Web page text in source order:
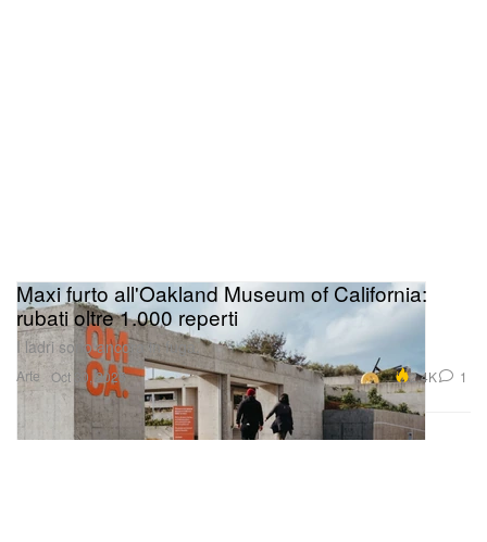
Arte
Maxi furto all'Oakland Museum of California:
rubati oltre 1.000 reperti
I ladri sono ancora in fuga.
Oct 30, 2025 2.4K 1